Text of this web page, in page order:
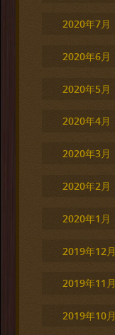
2020年7月
2020年6月
2020年5月
2020年4月
2020年3月
2020年2月
2020年1月
2019年12月
2019年11月
2019年10月